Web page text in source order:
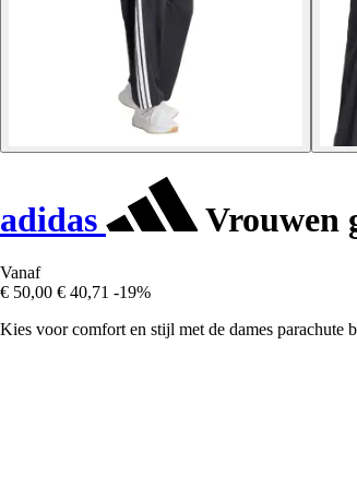
adidas Vrouwen
Vanaf
€ 50,00 € 40,71 -19%
Kies voor comfort en stijl met de dames